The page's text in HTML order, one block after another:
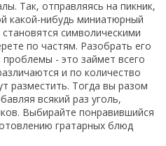
Так, отправляясь на пикник,
какой-нибудь миниатюрный
символическими
по частям. Разобрать его
проблемы - это займет всего
и по количество
разместить. Тогда вы разом
всякий раз уголь,
Выбирайте понравившийся
гратарных блюд